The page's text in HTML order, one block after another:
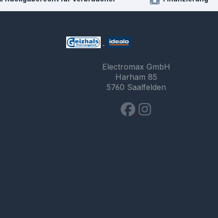
Electromax GmbH
Harham 85
5760 Saalfelden